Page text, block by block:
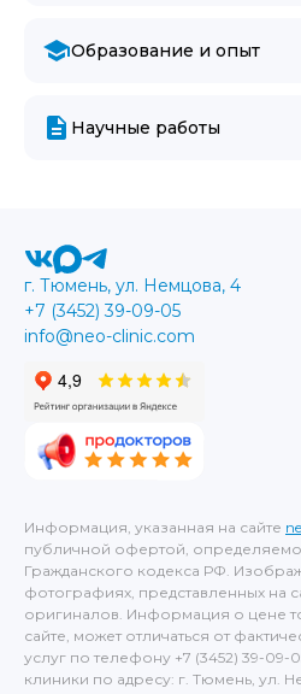
Образование и опыт
Научные работы
Информация, указанная на сайте
публичной офертой,
Гражданского кодекса РФ.
фотографиях, представленных на
оригиналов. Информация о цене
сайте, может отличаться от
услуг по телефону +7 (3452) 39-09-
клиники по адресу: г. Тюмень, ул.
г. Тюмень, ул. Немцова, 4
+7 (3452) 39-09-05
info@neo-clinic.com